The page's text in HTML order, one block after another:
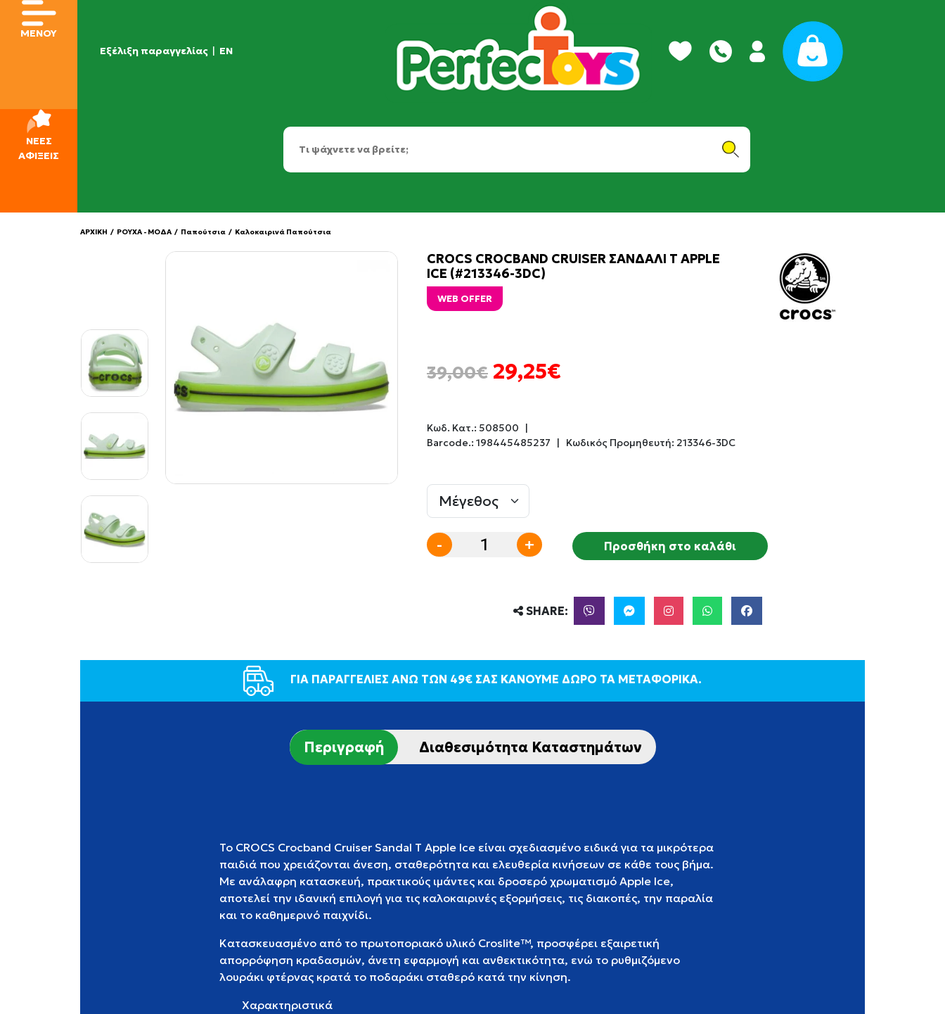
Εξέλιξη παραγγελίας | EN
ΜΕΝΟΥ
ΝΕΕΣ
ΑΦΙΞΕΙΣ
ΑΡΧΙΚΗ / ΡΟΥΧΑ - ΜΟΔΑ / Παπούτσια / Καλοκαιρινά Παπούτσια
CROCS CROCBAND CRUISER ΣΑΝΔΑΛΙ T APPLE
ICE (#213346-3DC)
WEB OFFER
39,00€ 29,25€
Κωδ. Κατ.: 508500 |
Barcode.: 198445485237 | Κωδικός Προμηθευτή: 213346-3DC
- + Προσθήκη στο καλάθι
SHARE:
ΓΙΑ ΠΑΡΑΓΓΕΛΙΕΣ ΑΝΩ ΤΩΝ 49€ ΣΑΣ ΚΑΝΟΥΜΕ ΔΩΡΟ ΤΑ ΜΕΤΑΦΟΡΙΚΑ.
Περιγραφή Διαθεσιμότητα Καταστημάτων
Το CROCS Crocband Cruiser Sandal T Apple Ice είναι σχεδιασμένο ειδικά για τα μικρότερα
παιδιά που χρειάζονται άνεση, σταθερότητα και ελευθερία κινήσεων σε κάθε τους βήμα.
Με ανάλαφρη κατασκευή, πρακτικούς ιμάντες και δροσερό χρωματισμό Apple Ice,
αποτελεί την ιδανική επιλογή για τις καλοκαιρινές εξορμήσεις, τις διακοπές, την παραλία
και το καθημερινό παιχνίδι.
Κατασκευασμένο από το πρωτοποριακό υλικό Croslite™, προσφέρει εξαιρετική
απορρόφηση κραδασμών, άνετη εφαρμογή και ανθεκτικότητα, ενώ το ρυθμιζόμενο
λουράκι φτέρνας κρατά το ποδαράκι σταθερό κατά την κίνηση.
Χαρακτηριστικά